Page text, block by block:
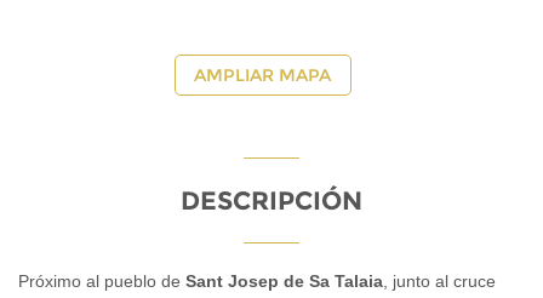
AMPLIAR MAPA
DESCRIPCIÓN
Próximo al pueblo de Sant Josep de Sa Talaia , junto al cruce